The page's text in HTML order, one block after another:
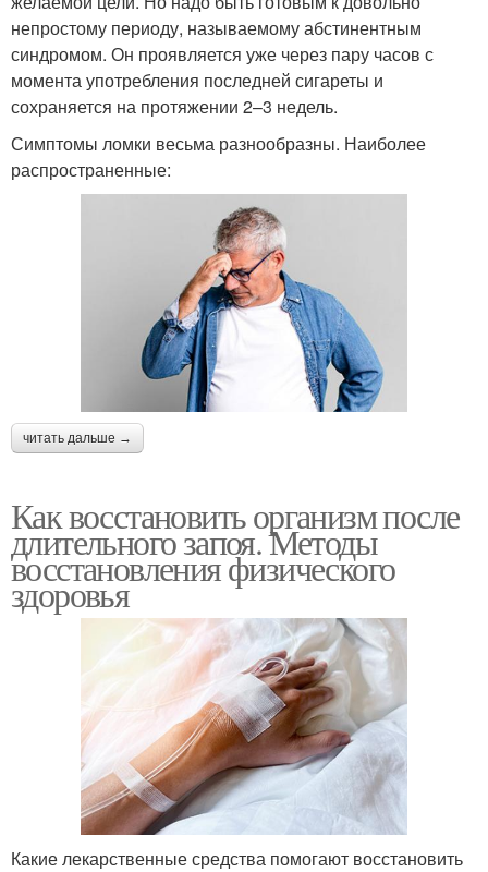
непростому периоду, называемому абстинентным
синдромом. Он проявляется уже через пару часов с
момента употребления последней сигареты и
сохраняется на протяжении 2–3 недель.
Симптомы ломки весьма разнообразны. Наиболее
распространенные:
читать дальше →
Как восстановить организм после
длительного запоя. Методы
восстановления физического
здоровья
Какие лекарственные средства помогают восстановить